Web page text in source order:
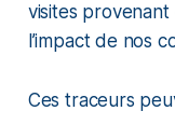
visites provenant
l’impact de nos
Ces traceurs